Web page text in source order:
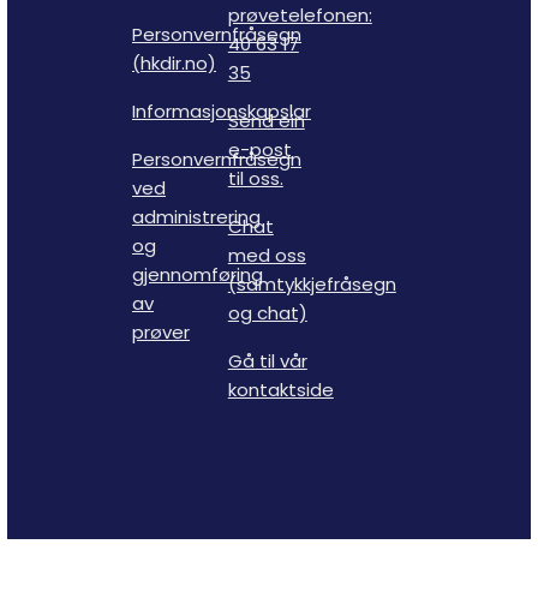
Personvernfråsegn
(hkdir.no)
Informasjonskapslar
Personvernfråsegn
ved
administrering
og
gjennomføring
av
prøver
prøvetelefonen:
40 63 17
35
Send ein
e-post
til oss.
Chat
med oss
(samtykkjefråsegn
og chat)
Gå til vår
kontaktside